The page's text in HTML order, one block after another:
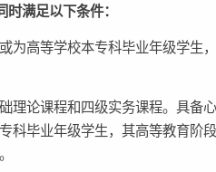
满足以下条件：
为高等学校本专科毕业年级学生
理论课程和四级实务课程。具备
科毕业年级学生，其高等教育阶